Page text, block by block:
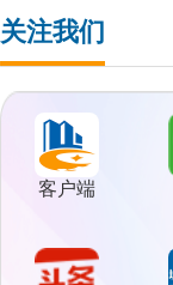
关注我们
客户端